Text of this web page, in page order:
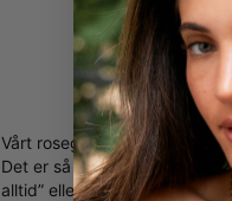
Vårt rosegull forgylte infinity
Det er så mange måter å
alltid” eller “Alltid.” Hvis du